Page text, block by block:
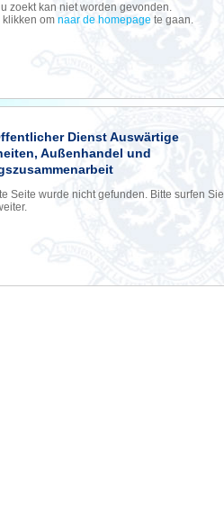
zoekt kan niet worden gevonden.
om naar de homepage te gaan.
Dienst Auswärtige
Außenhandel und
Seite wurde nicht gefunden. Bitte surfen Sie